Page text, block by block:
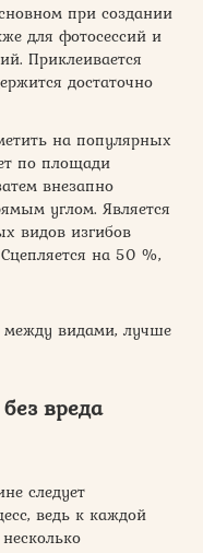
при создании
для фотосессий и
Приклеивается
достаточно
на популярных
по площади
внезапно
углом. Является
видов изгибов
на 50 %,
видами, лучше
вреда
следует
ведь к каждой